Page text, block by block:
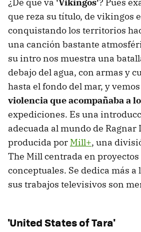
que reza su título, de vikingos
conquistando los territorios
una canción bastante
su intro nos muestra una
debajo del agua, con armas y
hasta el fondo del mar, y
violencia que acompañaba a
expediciones. Es una
adecuada al mundo de
producida por Mill+, una
The Mill centrada en proyectos
conceptuales. Se dedica más
sus trabajos televisivos son
'United States of Tara'